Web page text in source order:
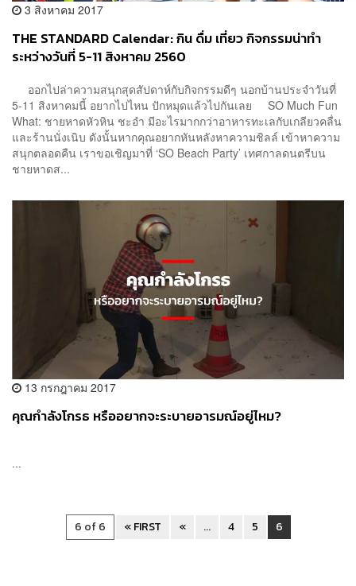
3 สิงหาคม 2017
THE STANDARD Calendar: กิน ดื่ม เที่ยว กิจกรรมน่าทำ
ระหว่างวันที่ 5-11 สิงหาคม 2560
ออกไปล่าความสนุกสุดสัปดาห์กับกิจกรรมดีๆ นอกบ้านประจำวันที่
5-11 สิงหาคมนี้ อยากไปไหน ปักหมุดแล้วไปกันเลย SO Much Fun
What: ชายหาดหัวหิน ชะอำ มีอะไรมากกว่าอาหารทะเลกับเกลียวคลื่น
และร้านนั่งเนิบ ดังนั้นหากคุณอยากหันหลังหาความชิลล์ เข้าหาความ
สนุกตลอดคืน เราขอเชิญมาที่ ‘SO Beach Party’ เทศกาลดนตรีบน
ชายหาดส...
13 กรกฎาคม 2017
คุณกำลังโกรธ หรืออยากจะระบายอารมณ์อยู่ไหม?
...
6 of 6 « FIRST « ... 4 5 6